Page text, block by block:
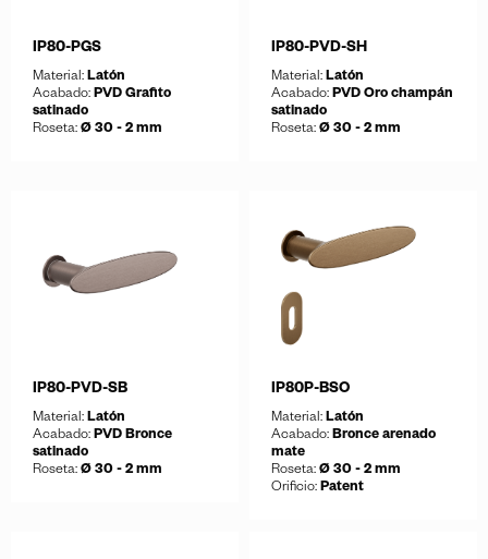
IP80-PGS
Material: Latón
Acabado: PVD Grafito
satinado
Roseta: Ø 30 - 2 mm
IP80-PVD-SH
Material: Latón
Acabado: PVD Oro champán
satinado
Roseta: Ø 30 - 2 mm
IP80-PVD-SB
Material: Latón
Acabado: PVD Bronce
satinado
Roseta: Ø 30 - 2 mm
IP80P-BSO
Material: Latón
Acabado: Bronce arenado
mate
Roseta: Ø 30 - 2 mm
Orificio: Patent